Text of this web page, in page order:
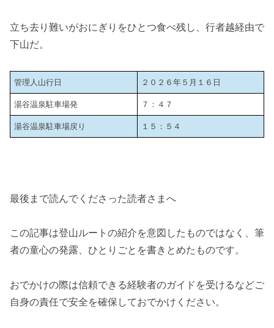
立ち去り難いがおにぎりをひとつ食べ残し、行者越経由で
下山だ。
管理人山行日 ２０２６年５月１６日
湯谷温泉駐車場発 ７：４７
湯谷温泉駐車場戻り １５：５４
最後まで読んでくださった読者さまへ
この記事は登山ルートの紹介を意図したものではなく、筆
者の童心の発露、ひとりごとを書きとめたものです。
おでかけの際は信頼できる経験者のガイドを受けるなどご
自身の責任で安全を確保しておでかけください。